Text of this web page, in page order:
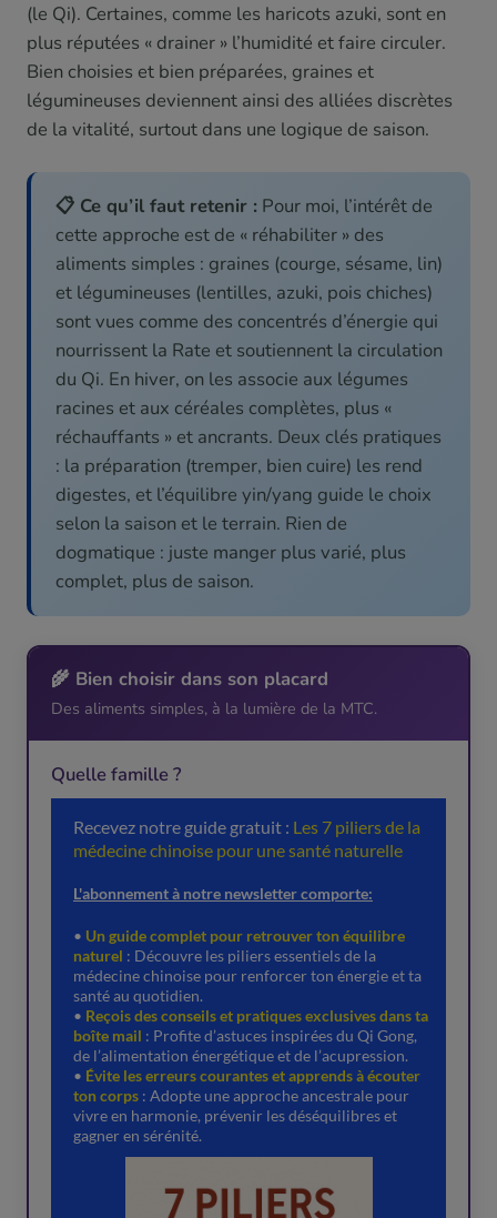
(le Qi). Certaines, comme les haricots azuki, sont en
plus réputées « drainer » l’humidité et faire circuler.
Bien choisies et bien préparées, graines et
légumineuses deviennent ainsi des alliées discrètes
de la vitalité, surtout dans une logique de saison.
📋 Ce qu’il faut retenir : Pour moi, l’intérêt de
cette approche est de « réhabiliter » des
aliments simples : graines (courge, sésame, lin)
et légumineuses (lentilles, azuki, pois chiches)
sont vues comme des concentrés d’énergie qui
nourrissent la Rate et soutiennent la circulation
du Qi. En hiver, on les associe aux légumes
racines et aux céréales complètes, plus «
réchauffants » et ancrants. Deux clés pratiques
: la préparation (tremper, bien cuire) les rend
digestes, et l’équilibre yin/yang guide le choix
selon la saison et le terrain. Rien de
dogmatique : juste manger plus varié, plus
complet, plus de saison.
🌾 Bien choisir dans son placard
Des aliments simples, à la lumière de la MTC.
Quelle famille ?